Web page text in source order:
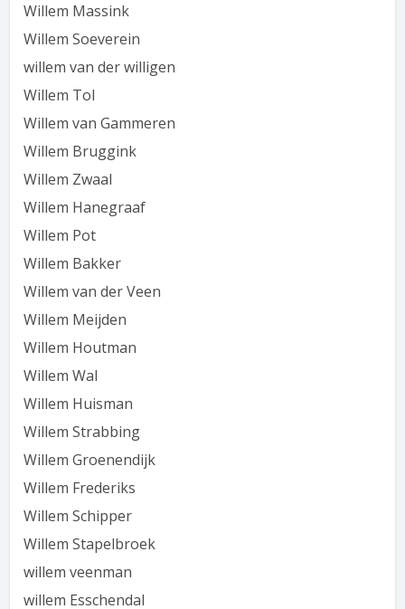
Willem Massink
Willem Soeverein
willem van der willigen
Willem Tol
Willem van Gammeren
Willem Bruggink
Willem Zwaal
Willem Hanegraaf
Willem Pot
Willem Bakker
Willem van der Veen
Willem Meijden
Willem Houtman
Willem Wal
Willem Huisman
Willem Strabbing
Willem Groenendijk
Willem Frederiks
Willem Schipper
Willem Stapelbroek
willem veenman
willem Esschendal